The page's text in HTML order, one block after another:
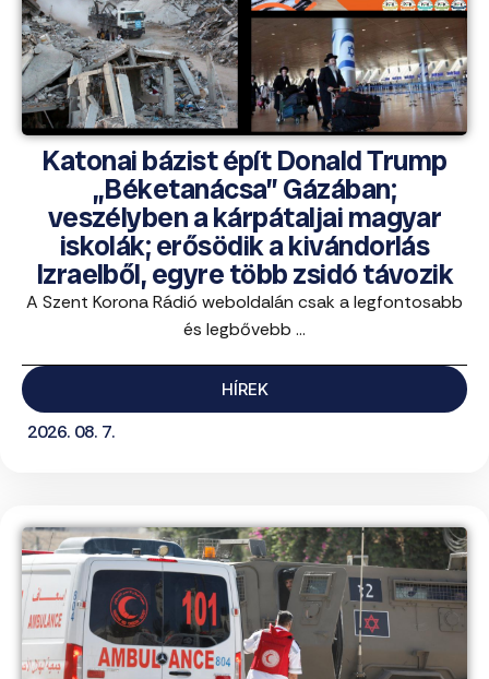
Katonai bázist épít Donald Trump
„Béketanácsa” Gázában;
veszélyben a kárpátaljai magyar
iskolák; erősödik a kivándorlás
Izraelből, egyre több zsidó távozik
A Szent Korona Rádió weboldalán csak a legfontosabb
és legbővebb ...
HÍREK
2026. 08. 7.